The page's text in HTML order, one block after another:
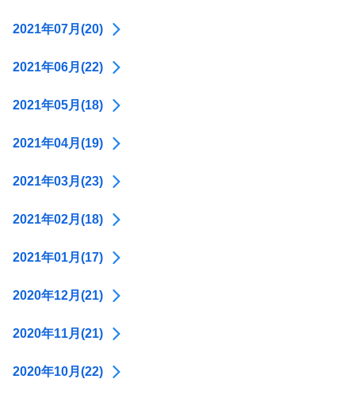
2021年07月(20)
2021年06月(22)
2021年05月(18)
2021年04月(19)
2021年03月(23)
2021年02月(18)
2021年01月(17)
2020年12月(21)
2020年11月(21)
2020年10月(22)